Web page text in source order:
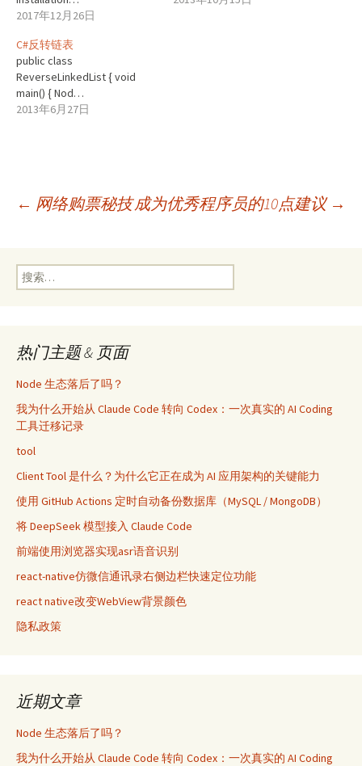
2017年12月26日
C#反转链表
public class
ReverseLinkedList { void
main() { Nod…
2013年6月27日
文
章
航
← 网络购票秘技成为优秀程序员的10点建议 →
搜
索：
热门主题 & 页面
Node 生态落后了吗？
我为什么开始从 Claude Code 转向 Codex：一次真实的 AI Coding
工具迁移记录
tool
Client Tool 是什么？为什么它正在成为 AI 应用架构的关键能力
使用 GitHub Actions 定时自动备份数据库（MySQL / MongoDB）
将 DeepSeek 模型接入 Claude Code
前端使用浏览器实现asr语音识别
react-native仿微信通讯录右侧边栏快速定位功能
react native改变WebView背景颜色
隐私政策
近期文章
Node 生态落后了吗？
我为什么开始从 Claude Code 转向 Codex：一次真实的 AI Coding